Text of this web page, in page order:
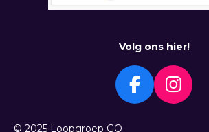
Volg ons hier!
F
I
© 2025 Loopgroep GO